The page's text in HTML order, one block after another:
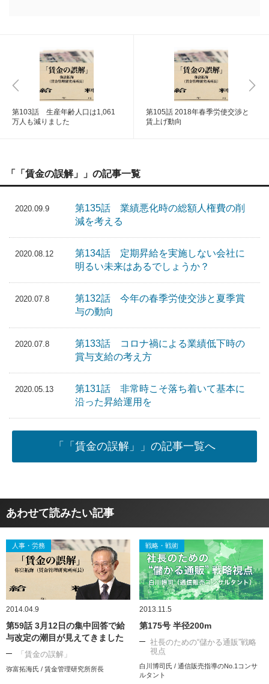
第103話 生産年齢人口は1,061
万人も減りました
第105話 2018年春季労使交渉と
賃上げ動向
「「賃金の誤解」」の記事一覧
2020.09.9
第135話 業績悪化時の総額人権費の削
減を考える
2020.08.12
第134話 定期昇給を実施しない会社に
明るい未来はあるでしょうか？
2020.07.8
第132話 今年の春季労使交渉と夏季賞
与の動向
2020.07.8
第133話 コロナ禍による業績低下時の
賞与支給の考え方
2020.05.13
第131話 非常時こそ落ち着いて基本に
沿った昇給運用を
「「賃金の誤解」」の記事一覧へ
あわせて読みたい記事
人事・労務
2014.04.9
第59話 3月12日の集中回答で給
与改定の潮目が見えてきました
「賃金の誤解」
弥富拓海氏 / 賃金管理研究所所長
戦略・戦術
2013.11.5
第175号 半径200m
社長のための“儲かる通販”戦略
視点
白川博司氏 / 通信販売指導のNo.1コンサ
ルタント